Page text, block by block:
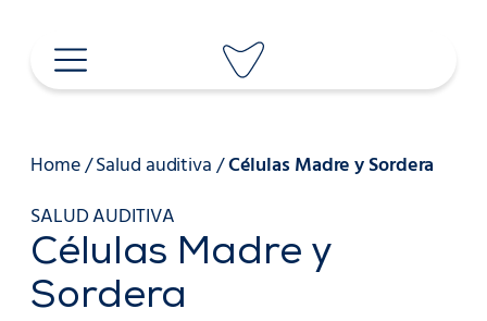
contenido
Home/Salud auditiva/Células Madre y Sordera
SALUD AUDITIVA
Células Madre y
Sordera